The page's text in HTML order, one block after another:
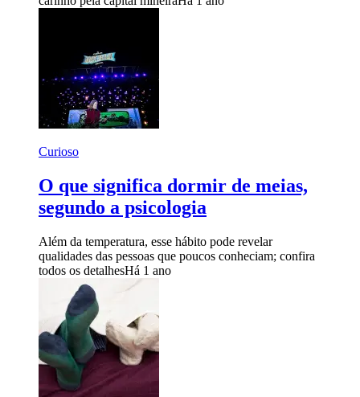
Curioso
O que significa dormir de meias,
segundo a psicologia
Além da temperatura, esse hábito pode revelar
qualidades das pessoas que poucos conheciam; confira
todos os detalhesHá 1 ano